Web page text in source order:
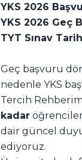
YKS 2026
YKS 2026 Geç
TYT Sınav
Geç başvuru
nedenle YKS
Tercih
kadar
dair güncel
ediyoruz.